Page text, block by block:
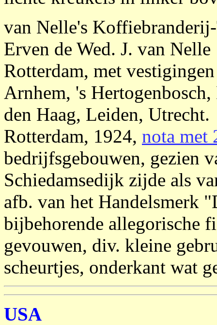
van Nelle's
Erven de Wed. J. van Nelle
Rotterdam, met
Arnhem, 's
den Haag, Leiden, Utrecht.
Rotterdam, 1924, nota met
bedrijfsgebouwen, gezien
Schiedamsedijk zijde als
afb. van het Handelsmerk
bijbehorende allegorische
gevouwen, div. kleine
scheurtjes, onderkant wat
USA